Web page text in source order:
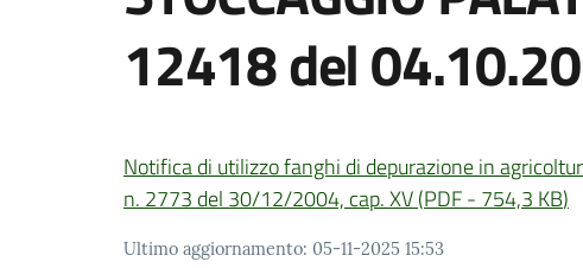
12418 del
Notifica di utilizzo fanghi di depurazione in
n. 2773 del 30/12/2004, cap. XV(PDF- 754,3 KB)
Ultimo aggiornamento: 05-11-2025 15:53